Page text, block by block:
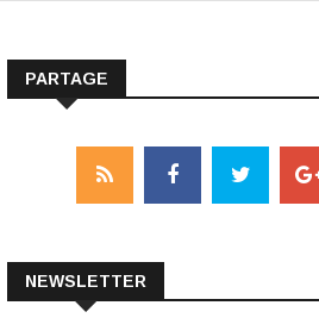
PARTAGE
NEWSLETTER